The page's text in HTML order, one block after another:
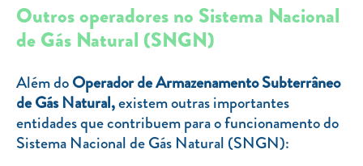
Outros operadores no Sistema Nacional
de Gás Natural (SNGN)
Além doOperador de Armazenamento Subterrâneo
de Gás Natural,existem outras importantes
entidades que contribuem para o funcionamento do
Sistema Nacional de Gás Natural (SNGN):